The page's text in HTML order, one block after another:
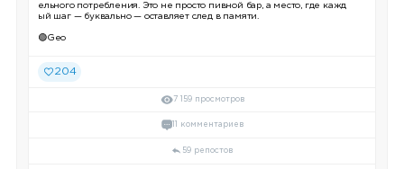
ельного потребления. Это не просто пивной бар, а место, где кажд
ый шаг — буквально — оставляет след в памяти.
🟢Geo
204
7 159 просмотров
11 комментариев
59 репостов